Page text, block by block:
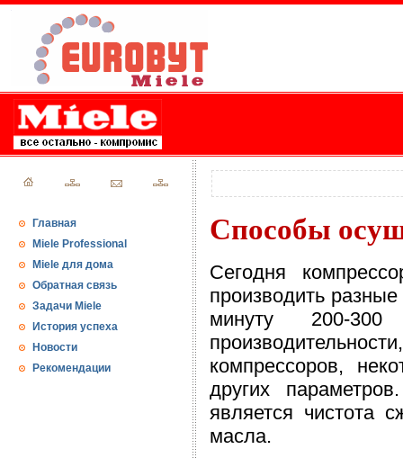
Главная
Miele Professional
Miele для дома
Обратная связь
Задачи Miele
История успеха
Новости
Рекомендации
Способы
Сегодня
производить
минуту 200-
компрессоров,
других
является чистота
масла.